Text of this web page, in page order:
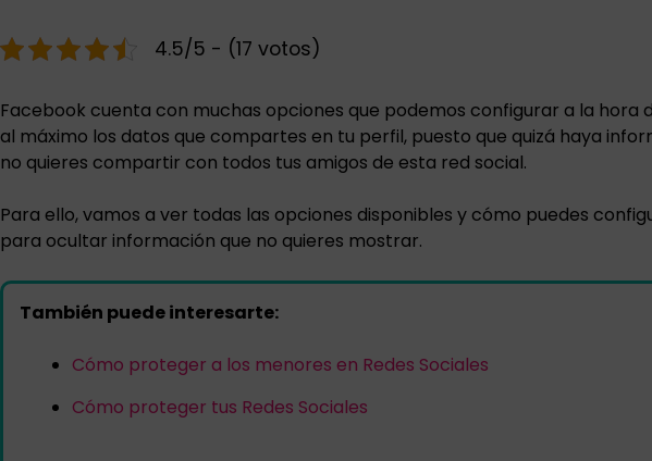
4.5/5 - (17 votos)
Facebook cuenta con muchas opciones que podemos configurar a la hora
al máximo los datos que compartes en tu perfil, puesto que quizá haya
no quieres compartir con todos tus amigos de esta red social.
Para ello, vamos a ver todas las opciones disponibles y cómo puedes
para ocultar información que no quieres mostrar.
También puede interesarte:
Cómo proteger a los menores en Redes Sociales
Cómo proteger tus Redes Sociales